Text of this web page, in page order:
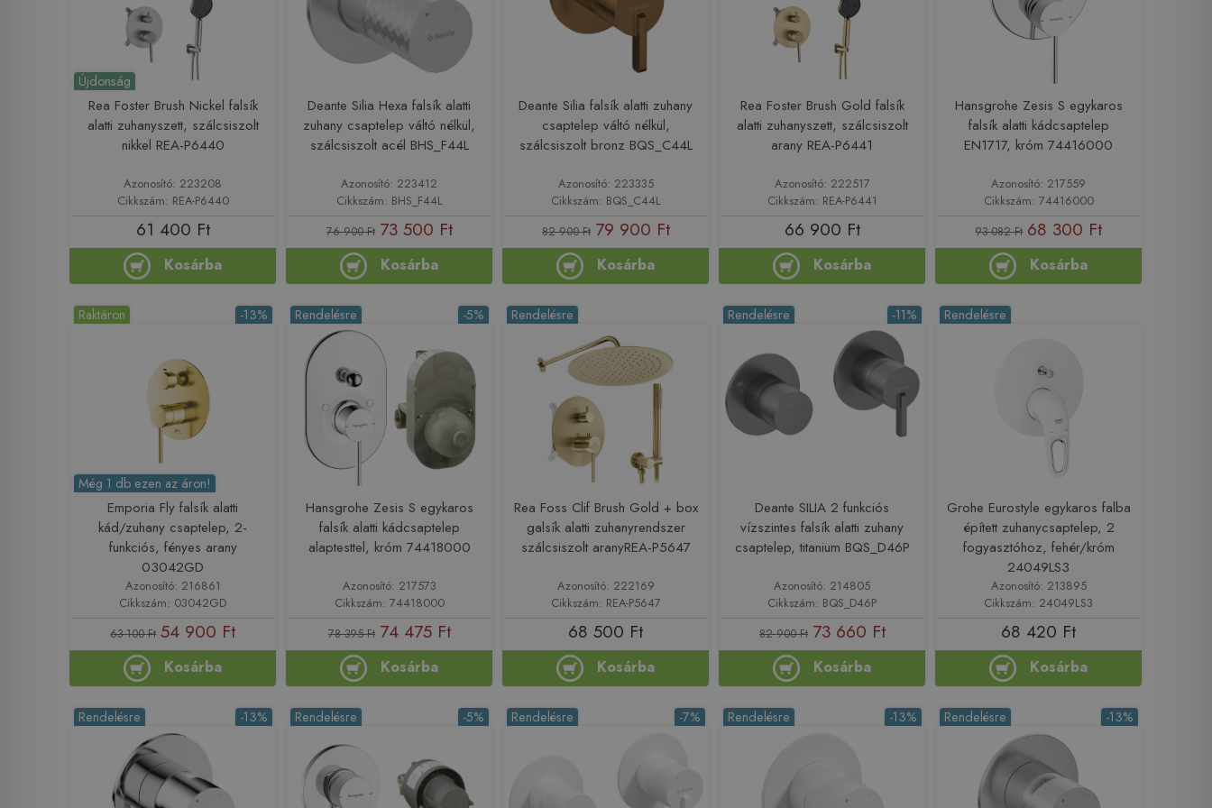
Újdonság
Rea Foster Brush Nickel falsík
alatti zuhanyszett, szálcsiszolt
nikkel REA-P6440
Azonosító: 223208
Cikkszám: REA-P6440
61 400 Ft
Kosárba
Deante Silia Hexa falsík alatti
zuhany csaptelep váltó nélkül,
szálcsiszolt acél BHS_F44L
Azonosító: 223412
Cikkszám: BHS_F44L
76 900 Ft 73 500 Ft
Kosárba
Deante Silia falsík alatti zuhany
csaptelep váltó nélkül,
szálcsiszolt bronz BQS_C44L
Azonosító: 223335
Cikkszám: BQS_C44L
82 900 Ft 79 900 Ft
Kosárba
Rea Foster Brush Gold falsík
alatti zuhanyszett, szálcsiszolt
arany REA-P6441
Azonosító: 222517
Cikkszám: REA-P6441
66 900 Ft
Kosárba
Hansgrohe Zesis S egykaros
falsík alatti kádcsaptelep
EN1717, króm 74416000
Azonosító: 217559
Cikkszám: 74416000
93 082 Ft 68 300 Ft
Kosárba
-13%
Raktáron
Még 1 db ezen az áron!
Emporia Fly falsík alatti
kád/zuhany csaptelep, 2-
funkciós, fényes arany
03042GD
Azonosító: 216861
Cikkszám: 03042GD
63 100 Ft 54 900 Ft
Kosárba
-5%
Rendelésre
Hansgrohe Zesis S egykaros
falsík alatti kádcsaptelep
alaptesttel, króm 74418000
Azonosító: 217573
Cikkszám: 74418000
78 395 Ft 74 475 Ft
Kosárba
Rendelésre
Rea Foss Clif Brush Gold + box
galsík alatti zuhanyrendszer
szálcsiszolt aranyREA-P5647
Azonosító: 222169
Cikkszám: REA-P5647
68 500 Ft
Kosárba
-11%
Rendelésre
Deante SILIA 2 funkciós
vízszintes falsík alatti zuhany
csaptelep, titanium BQS_D46P
Azonosító: 214805
Cikkszám: BQS_D46P
82 900 Ft 73 660 Ft
Kosárba
Rendelésre
Grohe Eurostyle egykaros falba
épített zuhanycsaptelep, 2
fogyasztóhoz, fehér/króm
24049LS3
Azonosító: 213895
Cikkszám: 24049LS3
68 420 Ft
Kosárba
-13%
Rendelésre -5%
Rendelésre -7%
Rendelésre -13%
Rendelésre -13%
Rendelésre